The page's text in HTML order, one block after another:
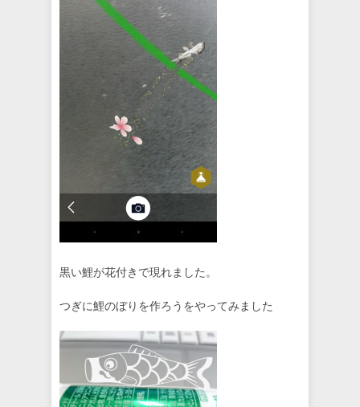
黒い鯉が花付きで現れました。
つぎに鯉のぼりを作ろうをやってみました